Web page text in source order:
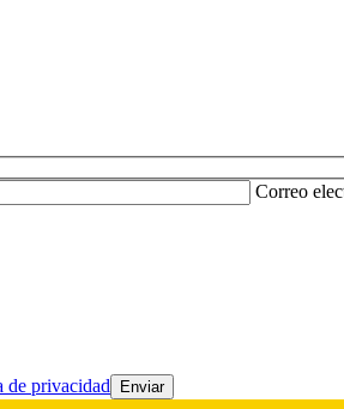
Correo
de privacidad